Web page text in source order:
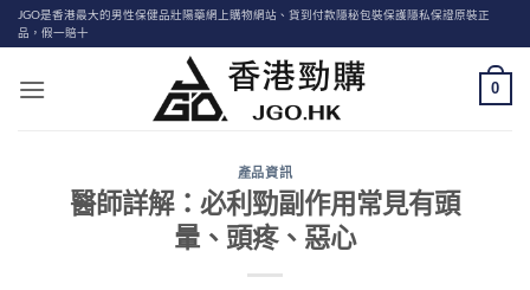
Skip
to
JGO是香港最大的男性保健品壯陽藥網上購物網站、貨到付款隱秘包裝保護隱私保證原裝正
品，假一賠十
0
產品資訊
醫師詳解：必利勁副作用常見有頭
暈、頭疼、惡心